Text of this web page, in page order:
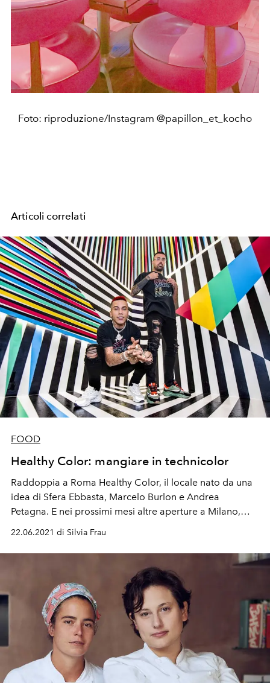
Foto: riproduzione/Instagram @papillon_et_kocho
Articoli correlati
FOOD
Healthy Color: mangiare in technicolor
Raddoppia a Roma Healthy Color, il locale nato da una
idea di Sfera Ebbasta, Marcelo Burlon e Andrea
Petagna. E nei prossimi mesi altre aperture a Milano,
22.06.2021 di Silvia Frau